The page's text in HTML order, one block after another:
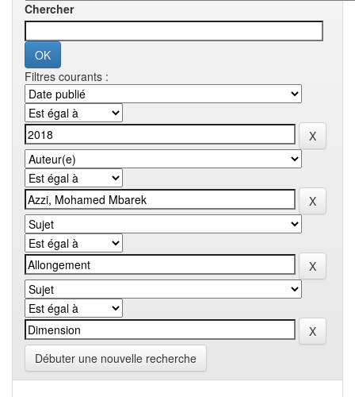
Chercher
Filtres courants :
Débuter une nouvelle recherche